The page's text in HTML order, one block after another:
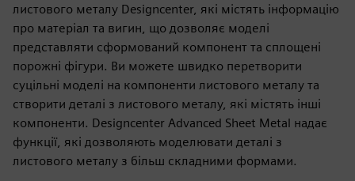
листового металу Designcenter, які містять інформацію
про матеріал та вигин, що дозволяє моделі
представляти сформований компонент та сплощені
порожні фігури. Ви можете швидко перетворити
суцільні моделі на компоненти листового металу та
створити деталі з листового металу, які містять інші
компоненти. Designcenter Advanced Sheet Metal надає
функції, які дозволяють моделювати деталі з
листового металу з більш складними формами.